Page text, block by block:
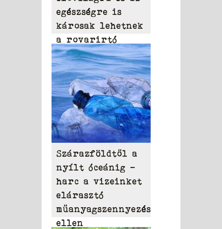
egészségre is
károsak lehetnek
a rovarirtó
szerek
Szárazföldtől a
nyílt óceánig –
harc a vizeinket
elárasztó
műanyagszennyezés
ellen